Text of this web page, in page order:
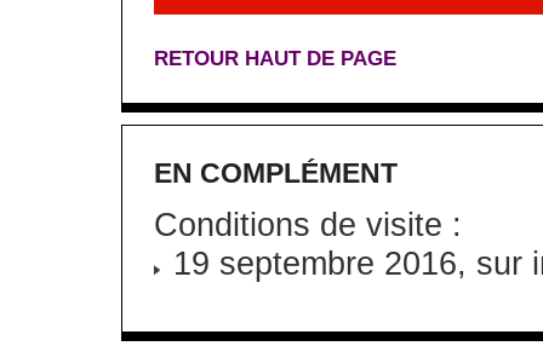
RETOUR HAUT DE PAGE
EN COMPLÉMENT
Conditions de visite :
19 septembre 2016, sur